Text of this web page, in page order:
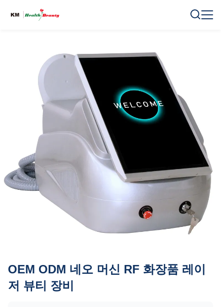
OEM ODM 네오 머신 RF 화장품 레이
저 뷰티 장비